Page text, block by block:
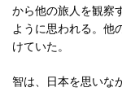
から他の旅人を観察
ように思われる。他
けていた。
智は、日本を思いな